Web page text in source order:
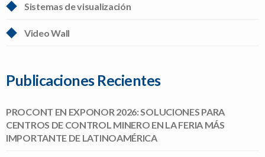
Sistemas de visualización
Video Wall
Publicaciones Recientes
PROCONT EN EXPONOR 2026: SOLUCIONES PARA
CENTROS DE CONTROL MINERO EN LA FERIA MÁS
IMPORTANTE DE LATINOAMÉRICA